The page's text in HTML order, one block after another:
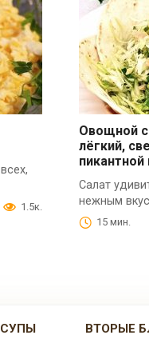
1.5к.
Овощной
лёгкий,
пикантной
Салат
нежным
15 мин.
СУПЫ ВТОРЫЕ